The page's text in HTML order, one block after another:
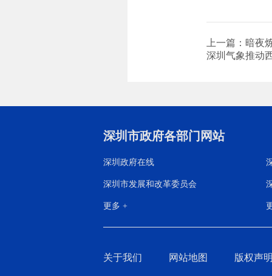
上一篇：暗夜
深圳气象推动西
深圳市政府各部门网站
深圳政府在线
深圳市发展和改革委员会
更多 +
关于我们 网站地图 版权声